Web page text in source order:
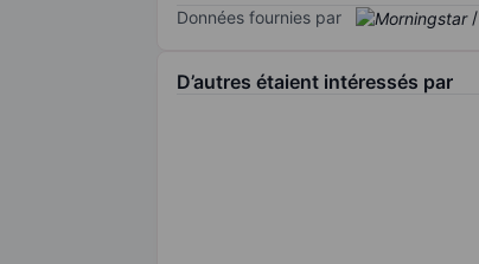
Données fournies par /
D’autres étaient intéressés par